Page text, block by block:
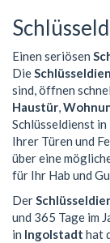
Einen seriösen
Die
sind, öffnen
Haustür,
Schlüsseldienst in
Ihrer Türen und
über eine
für Ihr Hab und
Der
und 365 Tage im
in Ingolstadt hat